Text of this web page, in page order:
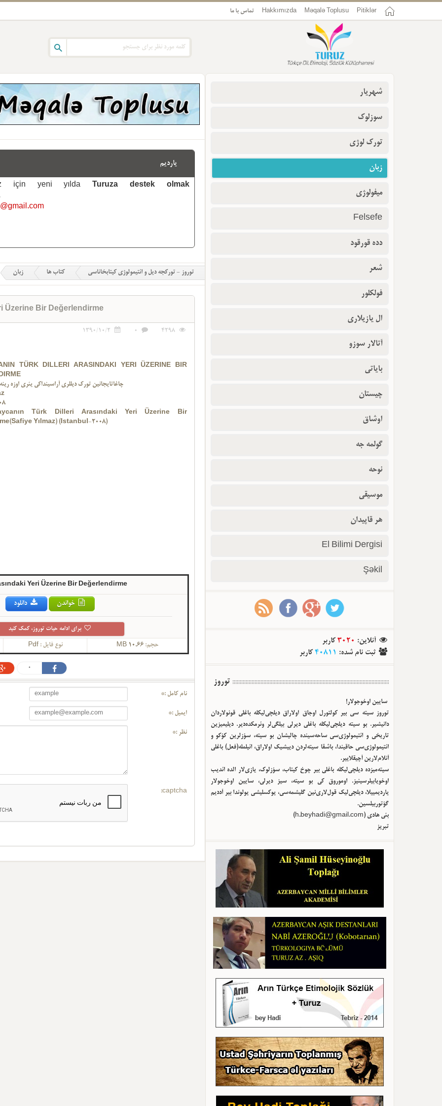
Pitiklər
Məqalə Toplusu
Hakkımızda تماس با ما
یاردیم
için yeni yılda
Turuza destek olmak
توروز - تورکجه دیل و ائتیمولوژی کیتابخاناسی کتاب ها زبان
Üzerine Bir Değerlendirme
4298
0
1390/10/2
TÜRK DILLERI ARASINDAKI YERI ÜZERINE BIR
چاغاتایجانین تورک دیللری آراسینداکی یئری اوزه
Türk Dilleri Arasındaki Yeri Üzerine Bir
Yılmaz) (Istanbul-2008)
Yeri Üzerine Bir Değerlendirme
خواندن دانلود
برای ادامه حیات توروز، کمک کنید
حجم: 10.66 MB نوع فایل :Pdf
0
نام کامل :*
ایمیل :*
نظر :*
captcha:
شهریار
سوزلوک
تورک لوژی
زبان
میفولوژی
Felsefe
دده قورقود
شعر
فولکلور
ال یازیلاری
آتالار سوزو
بایاتی
چیستان
اوشاق
گولمه جه
نوحه
موسیقی
هر قاپیدان
El Bilimi Dergisi
Şəkil
آنلاین:
3020 کاربر
ثبت نام شده:
40811 کاربر
توروز
سایین اوخوجولار!
توروز سیته سی بیر کولتورل اوجاق اولا‌راق دیلچی‌لیکله باغلی قونولاردان
دانیشیر. بو سیته دیلچی‌لیکله باغلی دیرلی بیلگی‌لر وئرمکده‌دیر. دیلیمیزین
تاریخی و ائتیمولوژی‌سی ساحه‌سینده چالیشان بو سیته، سؤزلرین کؤکو و
ائتیمولوژی‌سی حاقیندا، باشقا سیته‌لردن دییشیک اولا‌راق، ائیلمله(فعل) باغلی
آنلام‌لارین آچیقلاییر.
سیته‌میزده دیلچی‌لیکله باغلی بیر چوخ کیتاب، سؤزلوک، یازی‌لار الده ائدیب
اوخویابیلرسینیز. اوموروق کی بو سیته، سیز دیرلی، سایین اوخوجولار
یاردیمییلا، دیلچی‌لیک قول‌لاری‌نین گلیشمه‌سی، یوکسلیشی یولوندا بیر آددیم
گؤتوربیلسین.
بئی هادی (h.beyhadi@gmail.com
)
تبریز